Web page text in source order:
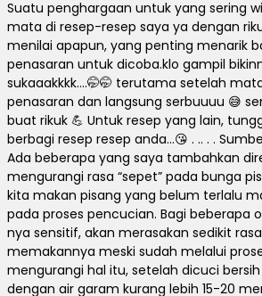
Suatu penghargaan untuk yang sering
mata di resep-resep saya ya dengan
menilai apapun, yang penting menarik
penasaran untuk dicoba.klo gampil
sukaaakkkk….🤭🤭 terutama setelah
penasaran dan langsung serbuuuu 😅
buat rikuk 💪 Untuk resep yang lain,
berbagi resep resep anda…😘 . .. . .
Ada beberapa yang saya tambahkan
mengurangi rasa “sepet” pada bunga
kita makan pisang yang belum terlalu
pada proses pencucian. Bagi beberapa
nya sensitif, akan merasakan sedikit
memakannya meski sudah melalui
mengurangi hal itu, setelah dicuci
dengan air garam kurang lebih 15-20